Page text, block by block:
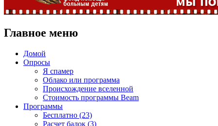
Главное меню
Домой
Опросы
Я спамер
Облако или программа
Происхождение вселенной
Стоимость программы Beam
Программы
Бесплатно (23)
Расчет балок (3)